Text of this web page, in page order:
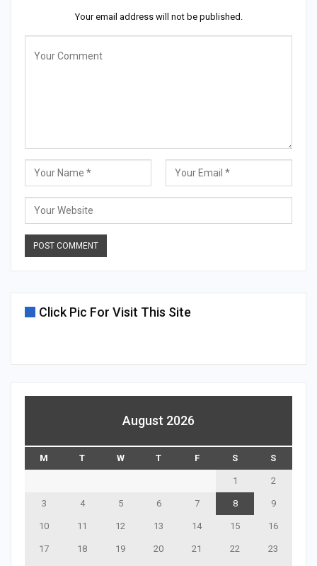
Your email address will not be published.
Click Pic For Visit This Site
August 2026
M T W T F S S
1 2
3 4 5 6 7 8 9
10 11 12 13 14 15 16
17 18 19 20 21 22 23